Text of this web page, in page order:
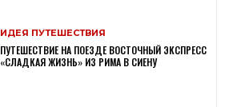
ИДЕЯ ПУТЕШЕСТВИЯ
ПУТЕШЕСТВИЕ НА ПОЕЗДЕ ВОСТОЧНЫЙ ЭКСПРЕСС
«СЛАДКАЯ ЖИЗНЬ» ИЗ РИМА В СИЕНУ